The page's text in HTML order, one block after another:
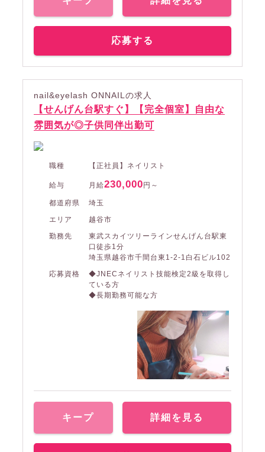
応募する
nail&eyelash ONNAILの求人
【せんげん台駅すぐ】【完全個室】自由な
雰囲気が◎子供同伴出勤可
職種 【正社員】ネイリスト
給与 月給230,000 円～
都道府県
埼玉
エリア
越谷市
勤務先
東武スカイツリーラインせんげん台駅東
口徒歩1分
埼玉県越谷市千間台東1-2-1白石ビル102
応募資格
◆JNECネイリスト技能検定2級を取得し
ている方
◆長期勤務可能な方
キープ 詳細を見る